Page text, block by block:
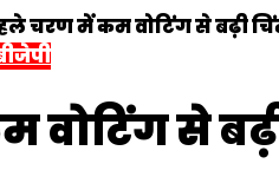
चरण में कम वोटिंग से बढ़ी
से बढ़ी